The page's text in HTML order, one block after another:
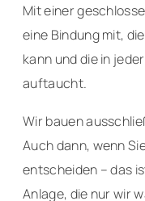
Mit einer
eine Bindung mit,
kann und die in
auftaucht.
Wir bauen
Auch dann, wenn
entscheiden – das
Anlage, die nur wir